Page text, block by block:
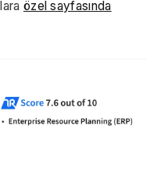
özel sayfasında